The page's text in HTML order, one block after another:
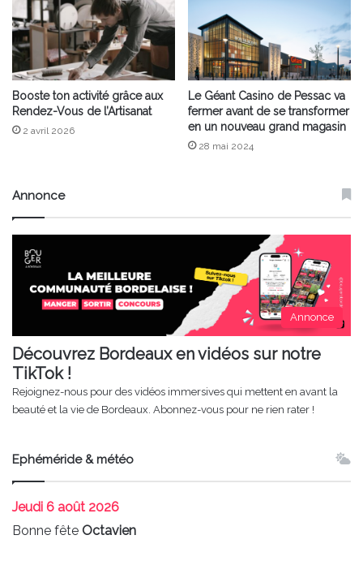
Booste ton activité grâce aux
Rendez-Vous de l’Artisanat
2 avril 2026
Le Géant Casino de Pessac va
fermer avant de se transformer
en un nouveau grand magasin
28 mai 2024
Annonce
Annonce
Découvrez Bordeaux en vidéos sur notre
TikTok !
Rejoignez-nous pour des vidéos immersives qui mettent en avant la
beauté et la vie de Bordeaux. Abonnez-vous pour ne rien rater !
Ephéméride & météo
Jeudi 6 août 2026
Bonne fête Octavien